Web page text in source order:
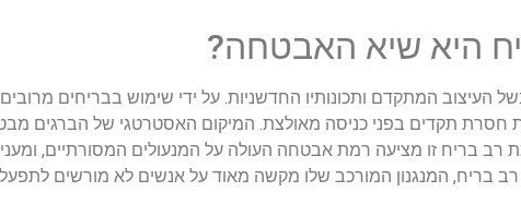
היא שיא האבטחה?
המתקדם ותכונותיו החדשניות. על ידי שימוש בבריחים
תקדים בפני כניסה מאולצת. המיקום האסטרטגי של הברגים
רב בריח זו מציעה רמת אבטחה העולה על המנעולים המסורתיים,
רב בריח, המנגנון המורכב שלו מקשה מאוד על אנשים לא מורשים